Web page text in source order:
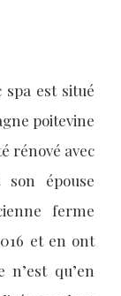
est situé
poitevine
rénové avec
épouse
ferme
et en ont
qu’en